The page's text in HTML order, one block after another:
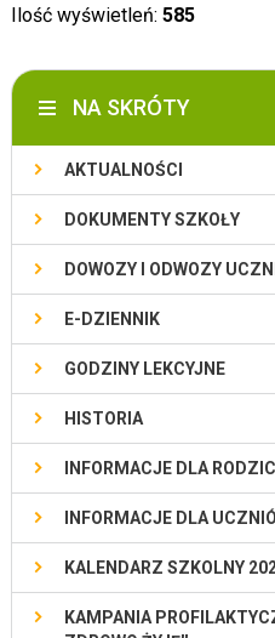
Ilość wyświetleń: 585
NA SKRÓTY
AKTUALNOŚCI
DOKUMENTY SZKOŁY
DOWOZY I ODWOZY
E-DZIENNIK
GODZINY LEKCYJNE
HISTORIA
INFORMACJE DLA
INFORMACJE DLA
KALENDARZ SZKOLNY
KAMPANIA